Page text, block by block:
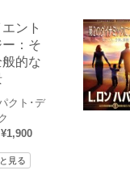
ント
：そ
的な
クト･デ
見る